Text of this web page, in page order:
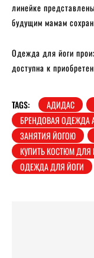
линейке
будущим мамам
Одежда для йоги
доступна к
TAGS: АДИДАС
БРЕНДОВАЯ ОДЕЖДА
ЗАНЯТИЯ ЙОГОЮ
КУПИТЬ КОСТЮМ ДЛЯ
ОДЕЖДА ДЛЯ ЙОГИ